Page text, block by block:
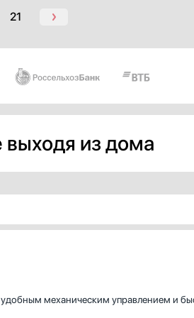
21
выходя из дома
удобным механическим управлением и